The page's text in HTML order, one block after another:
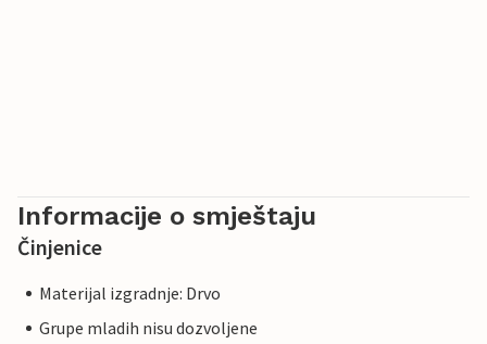
Informacije o smještaju
Činjenice
Materijal izgradnje: Drvo
Grupe mladih nisu dozvoljene